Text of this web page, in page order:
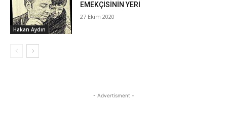
Hakan Aydın
EMEKÇİSİNİN YERİ
27 Ekim 2020
- Advertisment -